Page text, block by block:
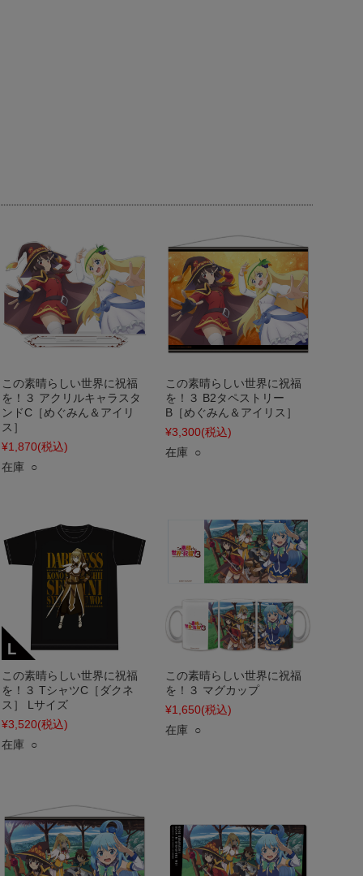
この素晴らしい世界に祝福
を！３ アクリルキャラスタ
ンドC［めぐみん＆アイリ
ス］
¥1,870(税込)
在庫 ○
この素晴らしい世界に祝福
を！３ B2タペストリー
B［めぐみん＆アイリス］
¥3,300(税込)
在庫 ○
この素晴らしい世界に祝福
を！３ TシャツC［ダクネ
ス］ Lサイズ
¥3,520(税込)
在庫 ○
この素晴らしい世界に祝福
を！３ マグカップ
¥1,650(税込)
在庫 ○